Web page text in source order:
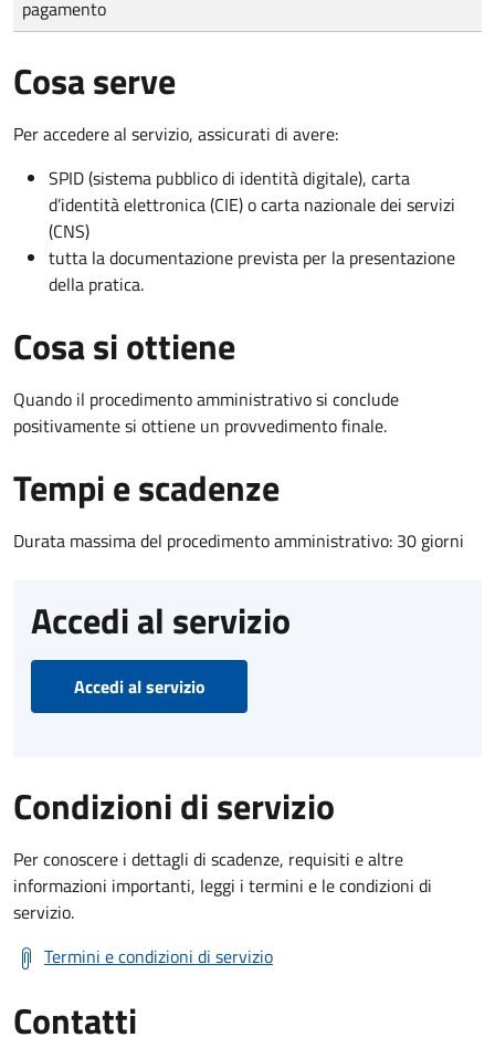
pagamento
Cosa serve
Per accedere al servizio, assicurati di avere:
SPID (sistema pubblico di identità digitale), carta
d’identità elettronica (CIE) o carta nazionale dei servizi
(CNS)
tutta la documentazione prevista per la presentazione
della pratica.
Cosa si ottiene
Quando il procedimento amministrativo si conclude
positivamente si ottiene un provvedimento finale.
Tempi e scadenze
Durata massima del procedimento amministrativo: 30 giorni
Accedi al servizio
Accedi al servizio
Condizioni di servizio
Per conoscere i dettagli di scadenze, requisiti e altre
informazioni importanti, leggi i termini e le condizioni di
servizio.
Termini e condizioni di servizio
Contatti